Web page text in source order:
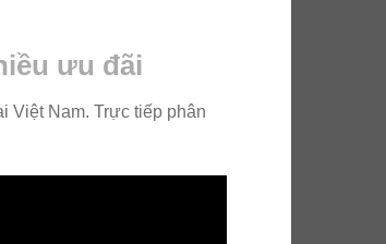
ưu đãi
Việt Nam. Trực tiếp phân